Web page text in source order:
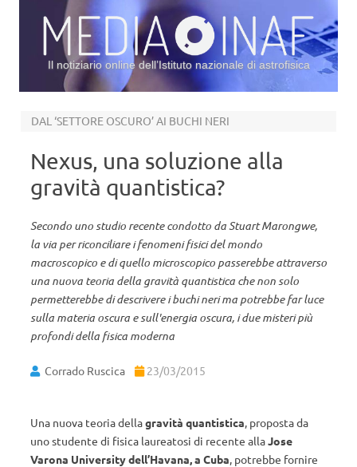
Il notiziario online dell’Istituto nazionale di astrofisica
DAL ‘SETTORE OSCURO’ AI BUCHI NERI
Nexus, una soluzione alla
gravità quantistica?
Secondo uno studio recente condotto da Stuart Marongwe,
la via per riconciliare i fenomeni fisici del mondo
macroscopico e di quello microscopico passerebbe attraverso
una nuova teoria della gravità quantistica che non solo
permetterebbe di descrivere i buchi neri ma potrebbe far luce
sulla materia oscura e sull'energia oscura, i due misteri più
profondi della fisica moderna
Corrado Ruscica 23/03/2015
Una nuova teoria dellagravità quantistica, proposta da
uno studente di fisica laureatosi di recente allaJose
Varona University dell’Havana, a Cuba, potrebbe fornire